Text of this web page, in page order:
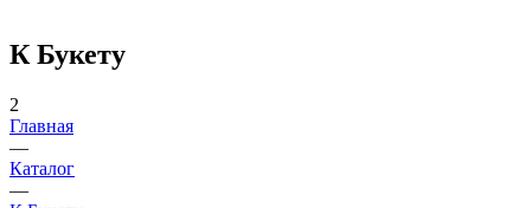
К Букету
2
Главная
—
Каталог
—